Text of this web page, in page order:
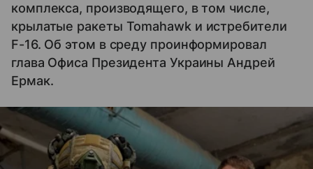
комплекса, производящего, в том числе,
крылатые ракеты Tomahawk и истребители
F-16. Об этом в среду проинформировал
глава Офиса Президента Украины Андрей
Ермак.